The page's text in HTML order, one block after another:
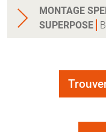
MONTAGE
SUPERPOSE